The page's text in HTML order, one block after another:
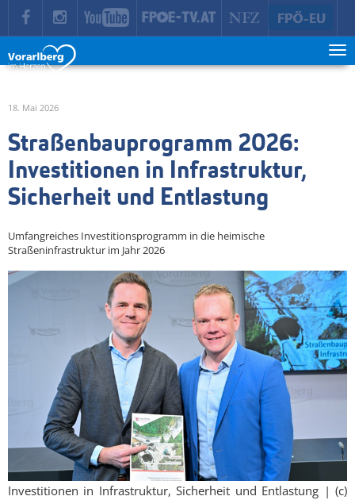
zur Hauptnavigation springen
zum Inhalt springen
18. Mai 2026
Straßenbauprogramm 2026:
Investitionen in Infrastruktur,
Sicherheit und Entlastung
Umfangreiches Investitionsprogramm in die heimische
Straßeninfrastruktur im Jahr 2026
Investitionen in Infrastruktur, Sicherheit und Entlastung | (c)